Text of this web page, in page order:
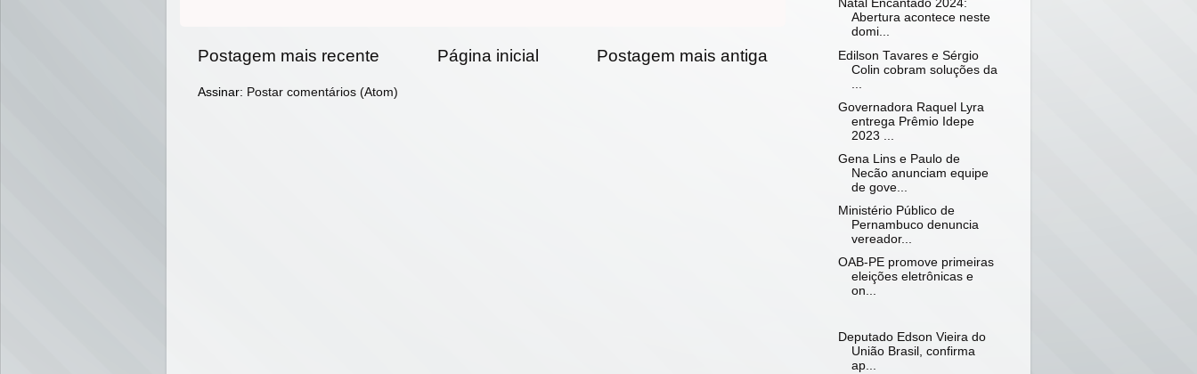
Postagem mais recente Postagem mais antiga
Página inicial
Assinar: Postar comentários (Atom)
Natal Encantado 2024:
Abertura acontece neste
domi...
Edilson Tavares e Sérgio
Colin cobram soluções da
Governadora Raquel Lyra
entrega Prêmio Idepe
2023 ...
Gena Lins e Paulo de
Necão anunciam equipe
de gove...
Ministério Público de
Pernambuco denuncia
vereador...
OAB-PE promove primeiras
eleições eletrônicas e
on...
Deputado Edson Vieira do
União Brasil, confirma
ap...